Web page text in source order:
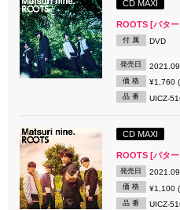
CD MAXI
ROOTS [パタ
付 属 DVD
発売日
価 格 ¥1,760
品 番 UICZ-
CD MAXI
ROOTS [パタ
発売日
価 格 ¥1,100
品 番 UICZ-